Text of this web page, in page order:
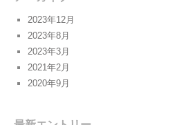
2023年12月
2023年8月
2023年3月
2021年2月
2020年9月